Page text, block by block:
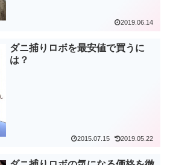
2019.06.14
ダニ捕りロボを最安値で買うに
は？
2015.07.15 2019.05.22